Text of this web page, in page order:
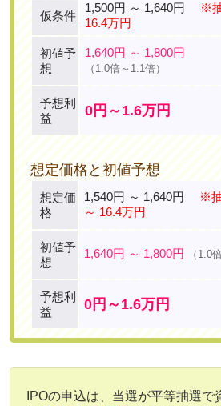
仮条件
1,500円 ～ 1,640円
※
16.4万円
初値予
想
1,640円 ～ 1,800円
（1.0倍～1.1倍）
予想利
益
0円～1.6万円
想定価格と初値予想
想定価
格
1,540円 ～ 1,640円
※
～ 16.4万円
初値予
想
1,640円 ～ 1,800円 （1.0
予想利
益
0円～1.6万円
IPOの申込は、当選が平等抽選